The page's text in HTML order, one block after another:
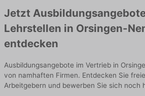
Jetzt
Lehrstellen in Orsingen-
entdecken
Ausbildungsangebote im Vertrieb in
von namhaften Firmen. Entdecken Sie
Arbeitgebern und bewerben Sie sich noch